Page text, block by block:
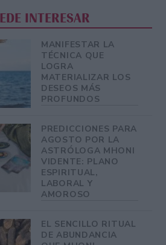
INTERESAR
MANIFESTAR LA
TÉCNICA QUE
LOGRA
MATERIALIZAR LOS
DESEOS MÁS
PROFUNDOS
PREDICCIONES PARA
AGOSTO POR LA
ASTRÓLOGA MHONI
VIDENTE: PLANO
ESPIRITUAL,
LABORAL Y
AMOROSO
EL SENCILLO RITUAL
DE ABUNDANCIA